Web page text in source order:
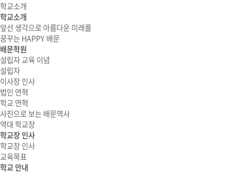
학교소개
학교소개
앞선 생각으로 아름다운 미래를
꿈꾸는 HAPPY 배문
배문학원
설립자 교육 이념
설립자
이사장 인사
법인 연혁
학교 연혁
사진으로 보는 배문역사
역대 학교장
학교장 인사
학교장 인사
교육목표
학교 안내